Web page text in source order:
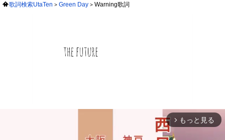
歌詞検索UtaTen Green Day Warning歌詞
arrow_forward_ios もっと見る